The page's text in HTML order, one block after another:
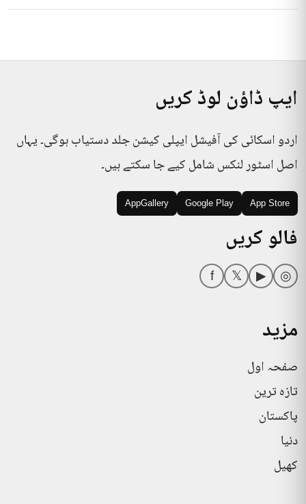
ایپ ڈاؤن لوڈ کریں
اردو اسکائی کی آفیشل ایپلی کیشن جلد دستیاب ہوگی۔ یہاں
اصل اسٹور لنکس شامل کیے جا سکتے ہیں۔
App Store
Google Play
AppGallery
فالو کریں
◎
▶
𝕏
f
مزید
صفحہ اول
تازہ ترین
پاکستان
دنیا
کھیل